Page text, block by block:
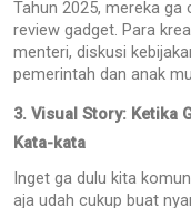
Tahun 2025, mereka
review gadget. Para
menteri, diskusi
pemerintah dan anak
3. Visual Story: Ketika
Kata-kata
Inget ga dulu kita
aja udah cukup buat